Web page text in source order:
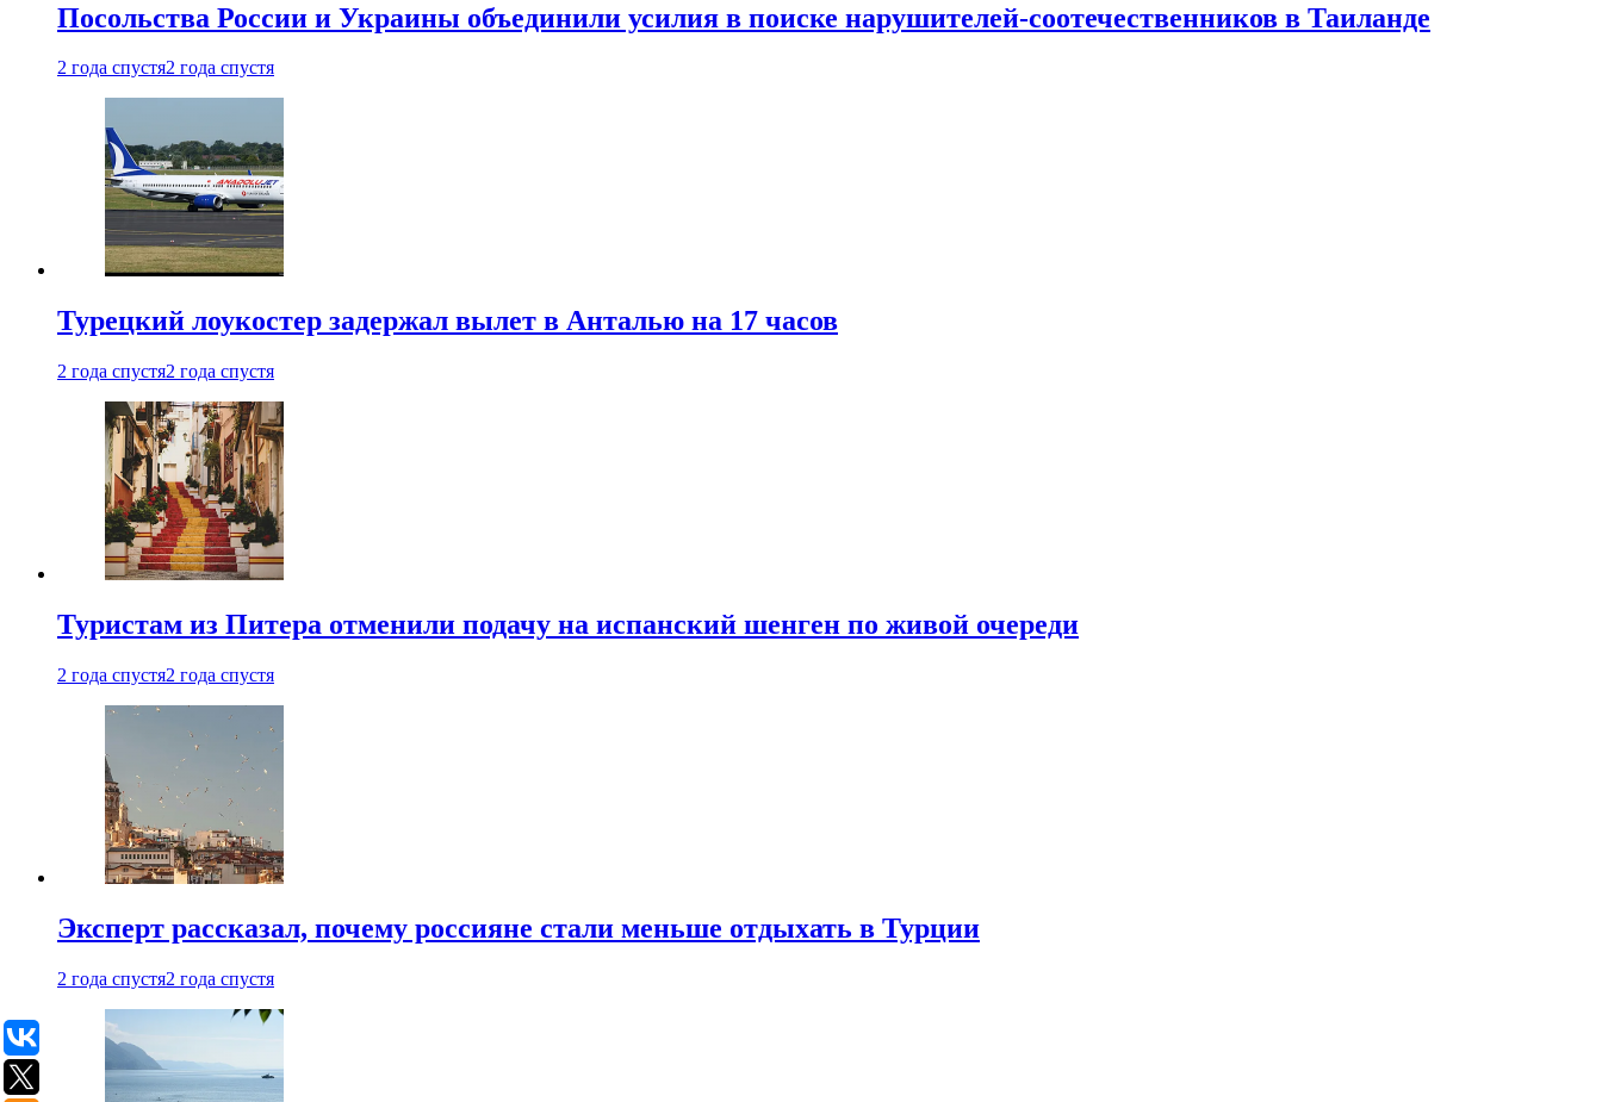
Посольства России и Украины объединили усилия в поиске нарушителей-соотечественников в Таиланде
2 года спустя2 года спустя
Турецкий лоукостер задержал вылет в Анталью на 17 часов
2 года спустя2 года спустя
Туристам из Питера отменили подачу на испанский шенген по живой очереди
2 года спустя2 года спустя
Эксперт рассказал, почему россияне стали меньше отдыхать в Турции
2 года спустя2 года спустя